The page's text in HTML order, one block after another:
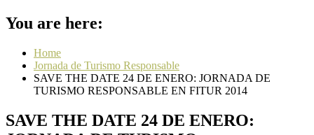
You are here:
Home
Jornada de Turismo Responsable
SAVE THE DATE 24 DE ENERO: JORNADA DE
TURISMO RESPONSABLE EN FITUR 2014
SAVE THE DATE 24 DE ENERO: